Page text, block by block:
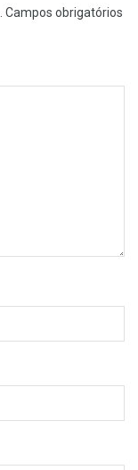
Campos obrigatórios